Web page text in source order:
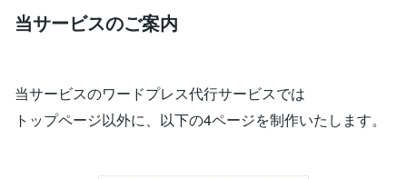
当サービスのご案内
当サービスのワードプレス代行サービスでは
トップページ以外に、以下の4ページを制作いたします。